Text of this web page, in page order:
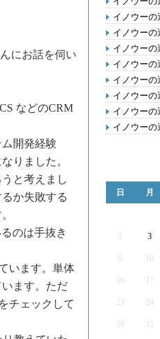
にお話を伺い
などのCRM
開発経験
りました。
と考えまし
か失敗する
のは手抜き
います。単体
ます。ただ
チェックして
イノウー
イノウー
イノウー
イノウー
イノウー
イノウー
イノウー
イノウー
日 月
2 3
9
16 17
23 24
30 31